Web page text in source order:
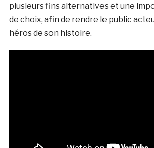
plusieurs fins alternatives et une
de choix, afin de rendre le public
héros de son histoire.